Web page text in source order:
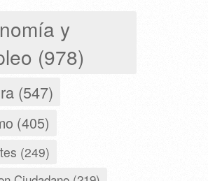
y
(978)
(547)
(405)
(249)